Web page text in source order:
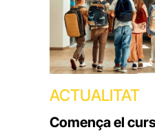
ACTUALITAT
Comença el